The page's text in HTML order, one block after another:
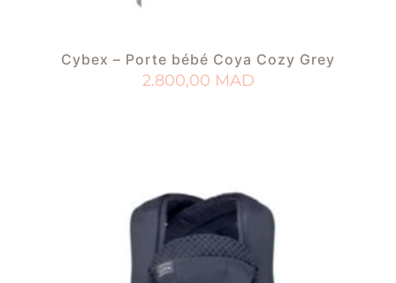
Cybex – Porte bébé Coya Cozy Grey
2.800,00 MAD